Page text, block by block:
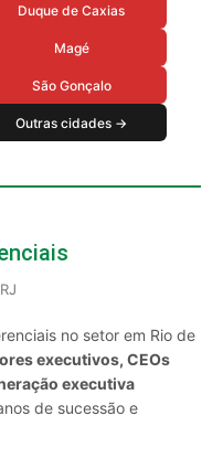
Duque de Caxias
Magé
São Gonçalo
Outras cidades →
no setor em Rio de
executivos, CEOs
executiva
de sucessão e